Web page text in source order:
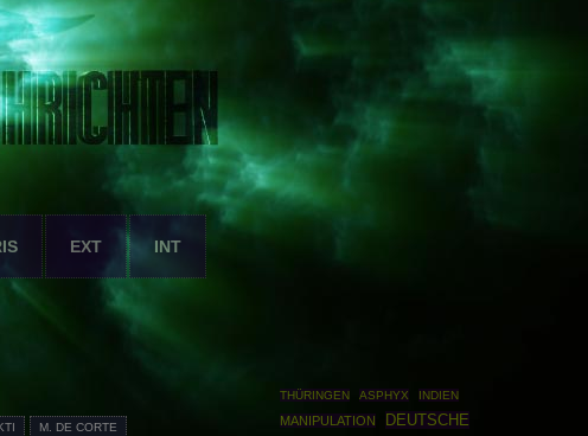
EXT INT
M. DE CORTE
THÜRINGEN ASPHYX INDIEN
MANIPULATION
DEUTSCHE